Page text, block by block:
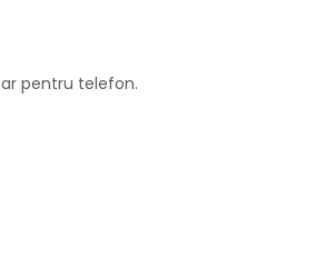
pentru telefon.